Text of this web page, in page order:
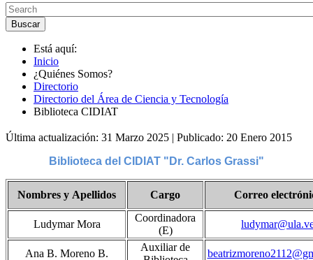
Está aquí:
Inicio
¿Quiénes Somos?
Directorio
Directorio del Área de Ciencia y Tecnología
Biblioteca CIDIAT
Última actualización: 31 Marzo 2025 | Publicado: 20 Enero 2015
Biblioteca del CIDIAT "Dr. Carlos Grassi"
Nombres y Apellidos Cargo Correo
Ludymar Mora
Coordinadora
(E)
Ana B. Moreno B.
Auxiliar de